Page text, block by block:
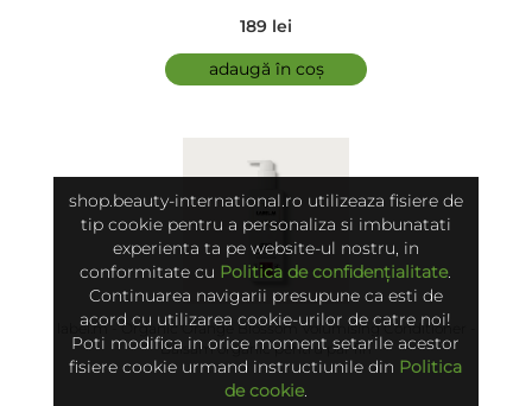
189 lei
adaugă în coș
label.m - Organic Orange Blossom Volumising Conditioner -
Balsam organic pentru par fin
shop.beauty-international.ro utilizeaza fisiere de
tip cookie pentru a personaliza si imbunatati
experienta ta pe website-ul nostru, in
conformitate cu Politica de confidențialitate.
Continuarea navigarii presupune ca esti de
acord cu utilizarea cookie-urilor de catre noi!
Poti modifica in orice moment setarile acestor
fisiere cookie urmand instructiunile din Politica
de cookie.